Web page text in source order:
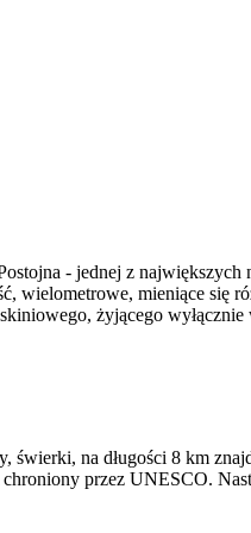
- jednej z największych
wielometrowe, mieniące się
żyjącego
świerki, na długości 8 km
przez UNESCO.